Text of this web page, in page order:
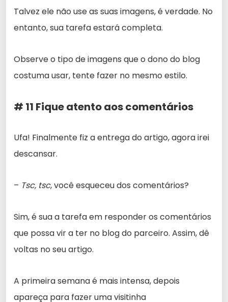
Talvez ele não use as suas imagens, é verdade. No
entanto, sua tarefa estará completa.
Observe o tipo de imagens que o dono do blog
costuma usar, tente fazer no mesmo estilo.
# 11 Fique atento aos comentários
Ufa! Finalmente fiz a entrega do artigo, agora irei
descansar.
– Tsc, tsc, você esqueceu dos comentários?
Sim, é sua a tarefa em responder os comentários
que possa vir a ter no blog do parceiro. Assim, dê
voltas no seu artigo.
A primeira semana é mais intensa, depois
apareça para fazer uma visitinha